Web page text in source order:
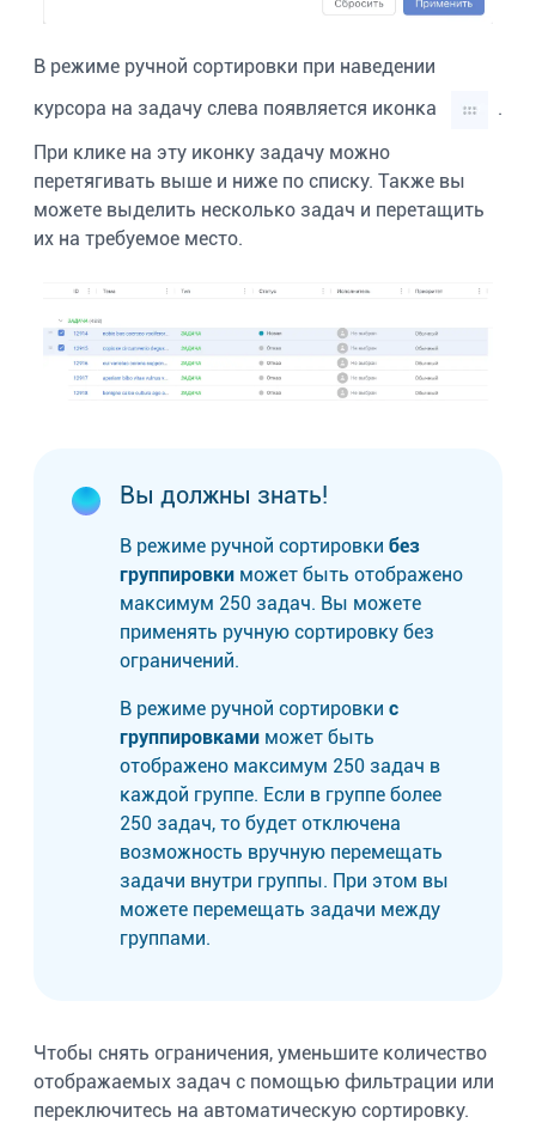
В режиме ручной сортировки при наведении
курсора на задачу слева появляется иконка
.
При клике на эту иконку задачу можно
перетягивать выше и ниже по списку. Также вы
можете выделить несколько задач и перетащить
их на требуемое место.
Вы должны знать!
В режиме ручной сортировки без
группировки может быть отображено
максимум 250 задач. Вы можете
применять ручную сортировку без
ограничений.
В режиме ручной сортировки с
группировками может быть
отображено максимум 250 задач в
каждой группе. Если в группе более
250 задач, то будет отключена
возможность вручную перемещать
задачи внутри группы. При этом вы
можете перемещать задачи между
группами.
Чтобы снять ограничения, уменьшите количество
отображаемых задач с помощью фильтрации или
переключитесь на автоматическую сортировку.